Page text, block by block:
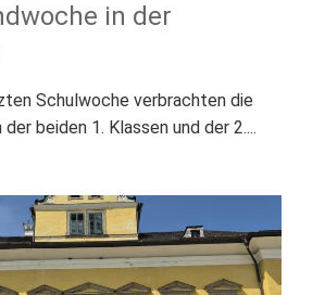
in der
Schulwoche verbrachten die
beiden 1. Klassen und der 2....